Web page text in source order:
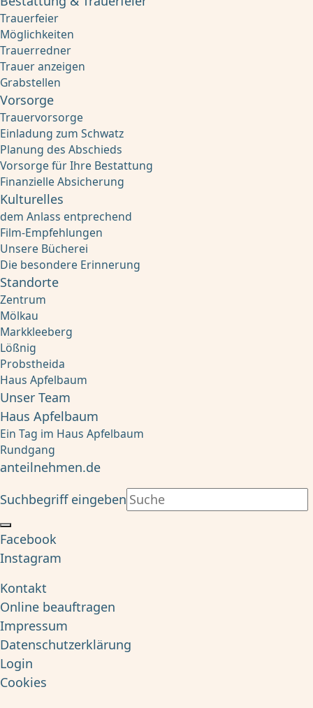
Trauerfeier
Möglichkeiten
Trauerredner
Trauer anzeigen
Grabstellen
Vorsorge
Trauervorsorge
Einladung zum Schwatz
Planung des Abschieds
Vorsorge für Ihre Bestattung
Finanzielle Absicherung
Kulturelles
dem Anlass entprechend
Film-Empfehlungen
Unsere Bücherei
Die besondere Erinnerung
Standorte
Zentrum
Mölkau
Markkleeberg
Lößnig
Probstheida
Haus Apfelbaum
Unser Team
Haus Apfelbaum
Ein Tag im Haus Apfelbaum
Rundgang
anteilnehmen.de
Suchbegriff eingeben
Facebook
Instagram
Kontakt
Online beauftragen
Impressum
Datenschutzerklärung
Login
Cookies